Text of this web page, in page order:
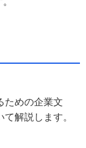
ための企業文
解説します。